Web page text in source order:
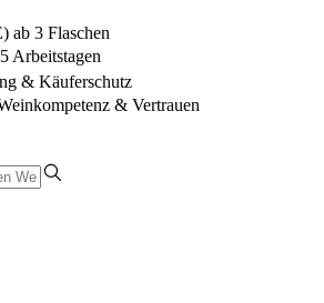
ab 3 Flaschen
Arbeitstagen
& Käuferschutz
& Vertrauen